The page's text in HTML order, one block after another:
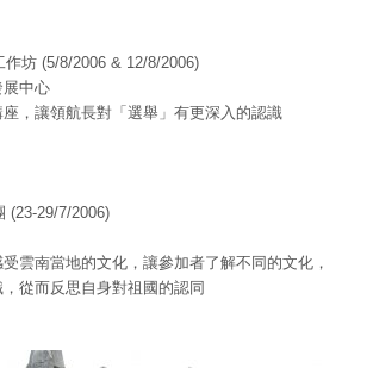
坊 (5/8/2006 & 12/8/2006)
展中心
，讓領航長對「選舉」有更深入的認識
(23-29/7/2006)
雲南當地的文化，讓參加者了解不同的文化，
從而反思自身對祖國的認同